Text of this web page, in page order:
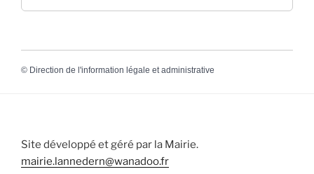
© Direction de l'information légale et administrative
Site développé et géré par la Mairie.
mairie.lannedern@wanadoo.fr